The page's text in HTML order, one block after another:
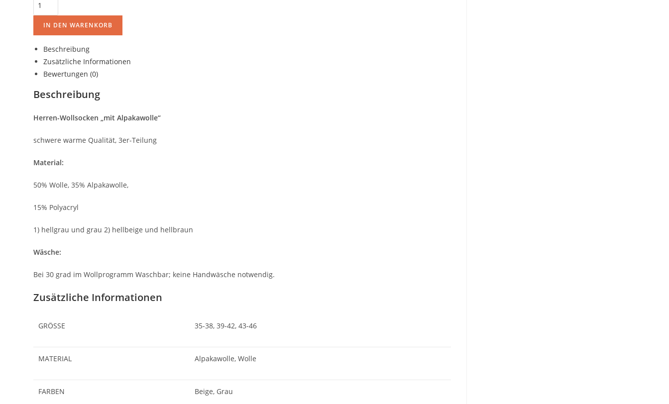
IN DEN WARENKORB
Beschreibung
Zusätzliche Informationen
Bewertungen (0)
Beschreibung
Herren-Wollsocken „mit Alpakawolle“
schwere warme Qualität, 3er-Teilung
Material:
50% Wolle, 35% Alpakawolle,
15% Polyacryl
1) hellgrau und grau 2) hellbeige und hellbraun
Wäsche:
Bei 30 grad im Wollprogramm Waschbar; keine Handwäsche notwendig.
Zusätzliche Informationen
GRÖSSE 35-38, 39-42, 43-46
MATERIAL Alpakawolle, Wolle
FARBEN Beige, Grau